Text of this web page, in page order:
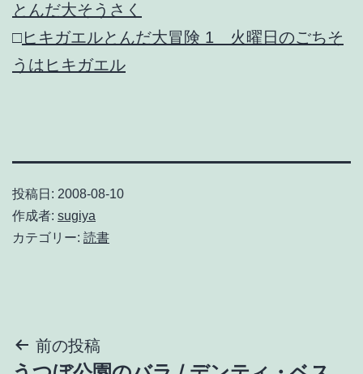
とんだ大そうさく
□ヒキガエルとんだ大冒険 1 火曜日のごちそ
うはヒキガエル
投稿日: 2008-08-10
作成者: sugiya
カテゴリー: 読書
投前の投稿